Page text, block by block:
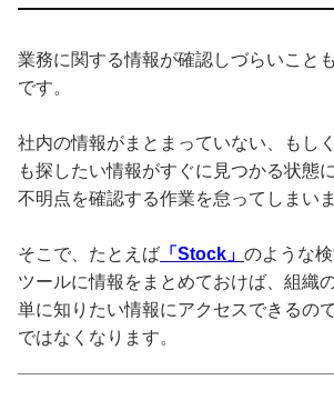
業務に関する情報が確認しづらいこと
です。
社内の情報がまとまっていない、もし
も探したい情報がすぐに見つかる状態
不明点を確認する作業を怠ってしまいま
そこで、たとえば 「Stock」 のような
ツールに情報をまとめておけば、組織
単に知りたい情報にアクセスできるの
ではなくなります。